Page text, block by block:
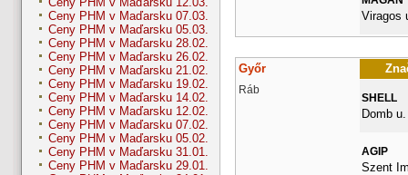
Ceny PHM v Maďarsku 07.03.
Ceny PHM v Maďarsku 05.03.
Ceny PHM v Maďarsku 28.02.
Ceny PHM v Maďarsku 26.02.
Ceny PHM v Maďarsku 21.02.
Ceny PHM v Maďarsku 19.02.
Ceny PHM v Maďarsku 14.02.
Ceny PHM v Maďarsku 12.02.
Ceny PHM v Maďarsku 07.02.
Ceny PHM v Maďarsku 05.02.
Ceny PHM v Maďarsku 31.01.
Ceny PHM v Maďarsku 29.01.
Viragos
Győr
Ráb
SHELL
Domb
AGIP
Szent